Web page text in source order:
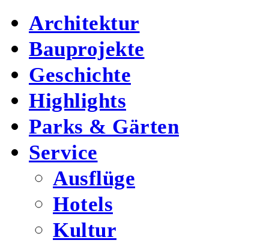
Architektur
Bauprojekte
Geschichte
Highlights
Parks & Gärten
Service
Ausflüge
Hotels
Kultur